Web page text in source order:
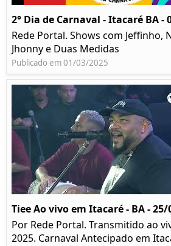
2° Dia de Carnaval - Itacaré BA -
Rede Portal. Shows com Jeffinho,
Jhonny e Duas Medidas
Publicado em 01/03/2025
Tiee Ao vivo em Itacaré - BA - 25/
Por Rede Portal. Transmitido ao
2025. Carnaval Antecipado em